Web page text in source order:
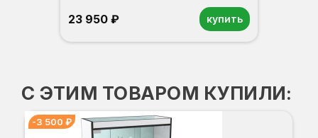
23 950 ₽ купить
С ЭТИМ ТОВАРОМ КУПИЛИ:
-3 500 ₽